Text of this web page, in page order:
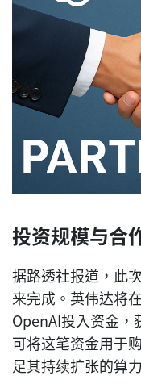
投资规模与合
据路透社报道，此
来完成。英伟达将
OpenAI投入资金，
可将这笔资金用于
足其持续扩张的算